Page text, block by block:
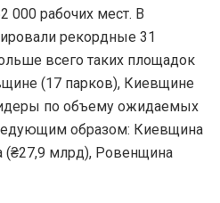
000 рабочих мест. В
рекордные 31
всего таких площадок
(17 парков), Киевщине
по объему ожидаемых
образом: Киевщина
млрд), Ровенщина